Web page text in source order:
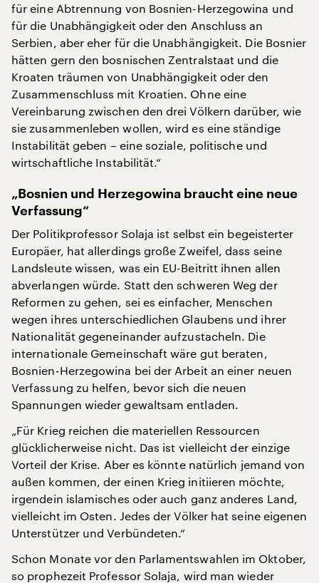
für eine Abtrennung von Bosnien-Herzegowina und
für die Unabhängigkeit oder den Anschluss an
Serbien, aber eher für die Unabhängigkeit. Die Bosnier
hätten gern den bosnischen Zentralstaat und die
Kroaten träumen von Unabhängigkeit oder den
Zusammenschluss mit Kroatien. Ohne eine
Vereinbarung zwischen den drei Völkern darüber, wie
sie zusammenleben wollen, wird es eine ständige
Instabilität geben – eine soziale, politische und
wirtschaftliche Instabilität.“
„Bosnien und Herzegowina braucht eine neue
Verfassung“
Der Politikprofessor Solaja ist selbst ein begeisterter
Europäer, hat allerdings große Zweifel, dass seine
Landsleute wissen, was ein EU-Beitritt ihnen allen
abverlangen würde. Statt den schweren Weg der
Reformen zu gehen, sei es einfacher, Menschen
wegen ihres unterschiedlichen Glaubens und ihrer
Nationalität gegeneinander aufzustacheln. Die
internationale Gemeinschaft wäre gut beraten,
Bosnien-Herzegowina bei der Arbeit an einer neuen
Verfassung zu helfen, bevor sich die neuen
Spannungen wieder gewaltsam entladen.
„Für Krieg reichen die materiellen Ressourcen
glücklicherweise nicht. Das ist vielleicht der einzige
Vorteil der Krise. Aber es könnte natürlich jemand von
außen kommen, der einen Krieg initiieren möchte,
irgendein islamisches oder auch ganz anderes Land,
vielleicht im Osten. Jedes der Völker hat seine eigenen
Unterstützer und Verbündeten.“
Schon Monate vor den Parlamentswahlen im Oktober,
so prophezeit Professor Solaja, wird man wieder